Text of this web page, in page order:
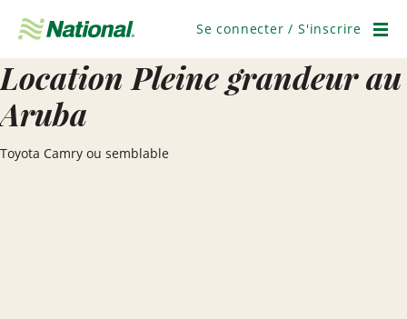
navigation
Se connecter / S'inscrire
Location Pleine grandeur au
Aruba
Toyota Camry ou semblable